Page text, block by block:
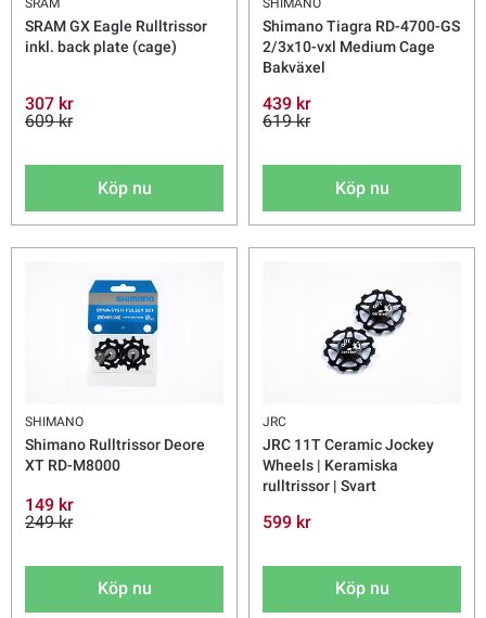
SRAM
SRAM GX Eagle Rulltrissor
inkl. back plate (cage)
307 kr
609 kr
Köp nu
SHIMANO
Shimano Tiagra RD-4700-GS
2/3x10-vxl Medium Cage
Bakväxel
439 kr
619 kr
Köp nu
SHIMANO
Shimano Rulltrissor Deore
XT RD-M8000
149 kr
249 kr
Köp nu
JRC
JRC 11T Ceramic Jockey
Wheels | Keramiska
rulltrissor | Svart
599 kr
Köp nu